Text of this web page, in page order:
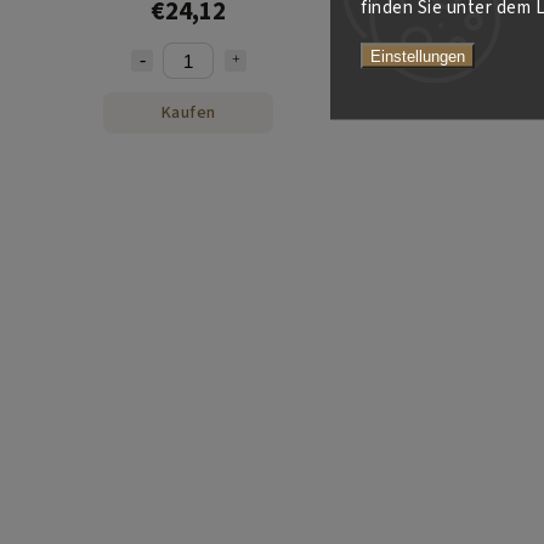
finden Sie unter dem
Einstellungen
€24,12
Kaufen